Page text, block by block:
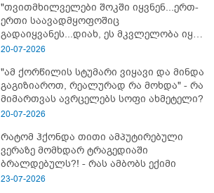
"თვითმხილველები შოკში იყვნენ...ერთ-
ერთი საავადმყოფოშიც
გადაიყვანეს...დიახ, ეს მკვლელობა იყო"
- გორში დატრიალებული ტრაგედიის
20-07-2026
"ამ ქორწილის სტუმარი ვიყავი და მინდა
გაგიზიაროთ, რეალურად რა მოხდა" - რა
მიმართვას ავრცელებს სოფი ახმეტელი?
20-07-2026
რატომ ჰქონდა თითი ამპუტირებული
ვერაზე მომხდარ ტრაგედიაში
ბრალდებულს?! - რას ამბობს ექიმი
23-07-2026